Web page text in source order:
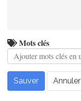
Mots clés
Sauver Annuler